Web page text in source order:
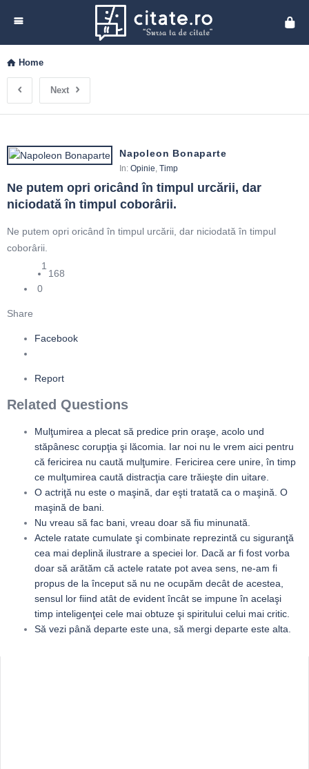
Home
Next
Napoleon Bonaparte
In: Opinie, Timp
Ne putem opri oricând în timpul urcării, dar
niciodată în timpul coborârii.
Ne putem opri oricând în timpul urcării, dar niciodată în timpul
coborârii.
1
168
0
Share
Facebook
Report
Related Questions
Mulţumirea a plecat să predice prin oraşe, acolo und
stăpânesc corupţia şi lăcomia. Iar noi nu le vrem aici pentru
că fericirea nu caută mulţumire. Fericirea cere unire, în timp
ce mulţumirea caută distracţia care trăieşte din uitare.
O actriţă nu este o maşină, dar eşti tratată ca o maşină. O
maşină de bani.
Nu vreau să fac bani, vreau doar să fiu minunată.
Actele ratate cumulate şi combinate reprezintă cu siguranţă
cea mai deplină ilustrare a speciei lor. Dacă ar fi fost vorba
doar să arătăm că actele ratate pot avea sens, ne-am fi
propus de la început să nu ne ocupăm decât de acestea,
sensul lor fiind atât de evident încât se impune în acelaşi
timp inteligenţei cele mai obtuze şi spiritului celui mai critic.
Să vezi până departe este una, să mergi departe este alta.